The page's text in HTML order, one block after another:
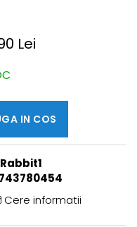
Lei
IN COS
Cere informatii